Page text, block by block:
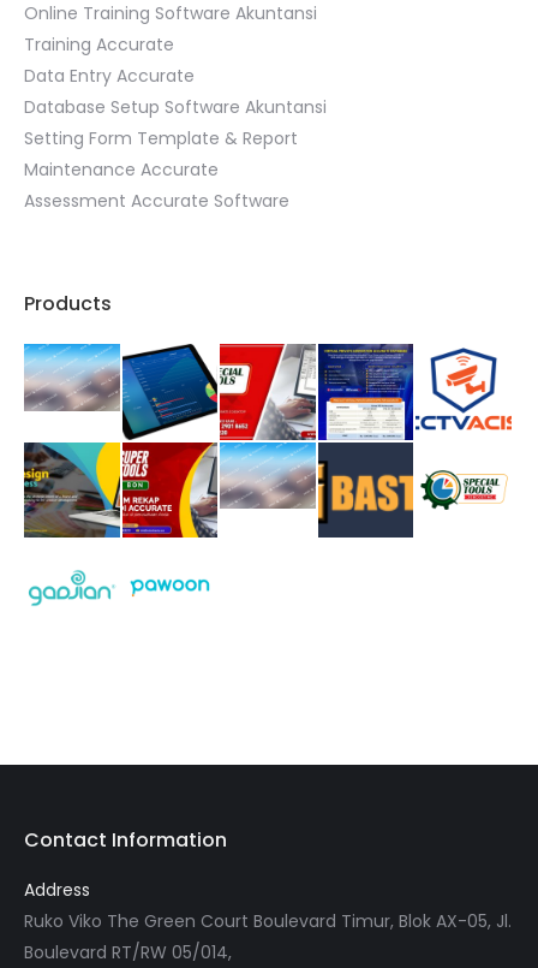
Online Training Software Akuntansi
Training Accurate
Data Entry Accurate
Database Setup Software Akuntansi
Setting Form Template & Report
Maintenance Accurate
Assessment Accurate Software
Products
Contact Information
Address
Ruko Viko The Green Court Boulevard Timur, Blok AX-05, Jl.
Boulevard RT/RW 05/014,